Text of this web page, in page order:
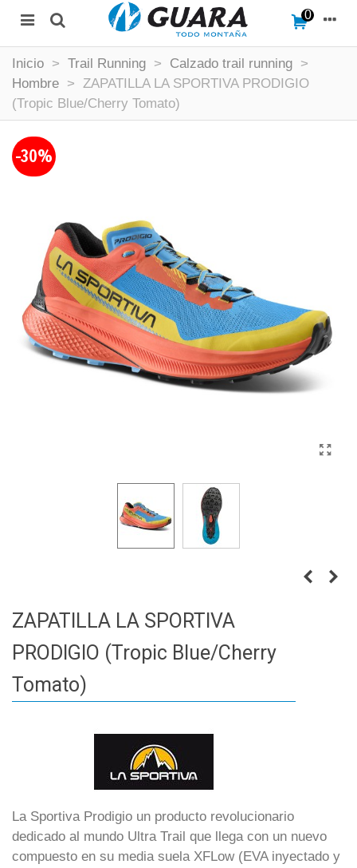
0
Inicio > Trail Running > Calzado trail running >
Hombre > ZAPATILLA LA SPORTIVA PRODIGIO
(Tropic Blue/Cherry Tomato)
-30%
ZAPATILLA LA SPORTIVA
PRODIGIO (Tropic Blue/Cherry
Tomato)
La Sportiva Prodigio un producto revolucionario
dedicado al mundo Ultra Trail que llega con un nuevo
compuesto en su media suela XFLow (EVA inyectado y